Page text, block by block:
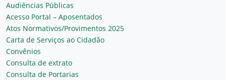
Audiências Públicas
Acesso Portal – Aposentados
Atos Normativos/Provimentos 2025
Carta de Serviços ao Cidadão
Convênios
Consulta de extrato
Consulta de Portarias